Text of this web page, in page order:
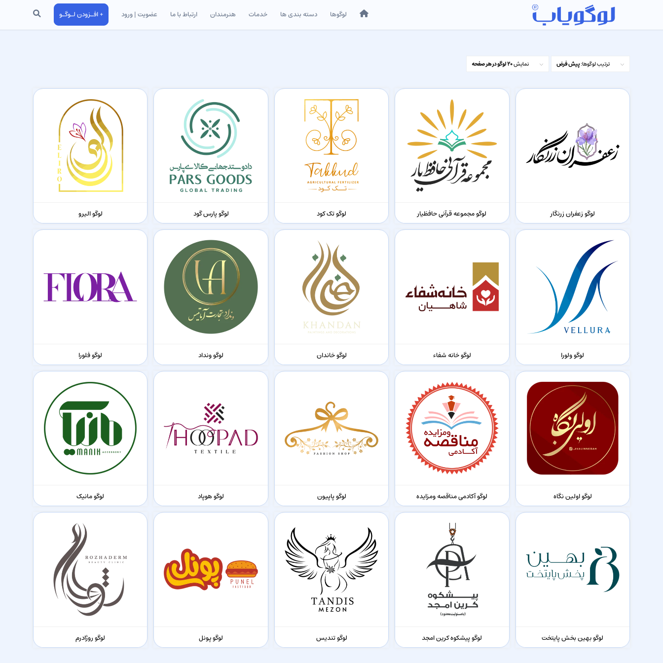
خانه لوگوها دسته بندی ها خدمات هنرمندان ارتباط با ما عضویت | ورود + افـزودن لـوگـو جستجو
ترتیب لوگوها:پیش فرض نمایش20 لوگو در هر صفحه
لوگو زعفران زرنگار لوگو مجموعه قرآنی حافظیار لوگو تک کود لوگو پارس گود لوگو الیرو
لوگو ولورا لوگو خانه شفاء لوگو خاندان لوگو ونداد لوگو فلورا
لوگو اولین نگاه لوگو آکادمی مناقصه ومزایده لوگو پاپیون لوگو هوپاد لوگو مانیک
لوگو بهین بخش پایتخت لوگو پیشکوه کرین امجد لوگو تندیس لوگو پونل لوگو روژادرم